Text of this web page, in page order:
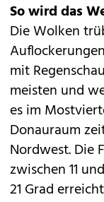
So wird das
Die Wolken
mit
meisten und
es im
Donauraum
Nordwest. Die
zwischen 11
21 Grad